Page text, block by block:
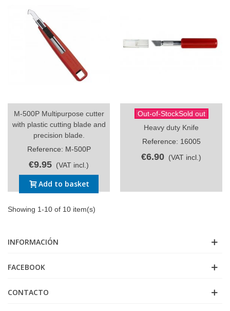
M-500P Multipurpose cutter
with plastic cutting blade and
precision blade.
Reference: M-500P
€9.95 (VAT incl.)
Add to basket
Out-of-StockSold out
Heavy duty Knife
Reference: 16005
€6.90 (VAT incl.)
Showing 1-10 of 10 item(s)
INFORMACIÓN
FACEBOOK
CONTACTO